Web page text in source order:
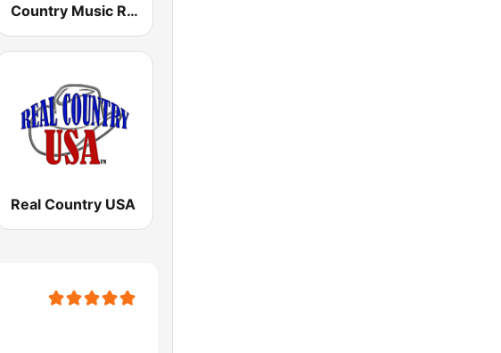
Country Music Radio - Classic Country
Real Country USA